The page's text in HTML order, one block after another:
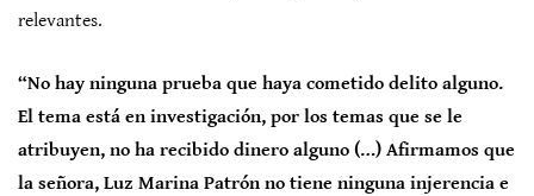
relevantes.
“No hay ninguna prueba que haya cometido delito alguno.
El tema está en investigación, por los temas que se le
atribuyen, no ha recibido dinero alguno (…) Afirmamos que
la señora, Luz Marina Patrón no tiene ninguna injerencia e